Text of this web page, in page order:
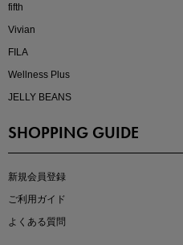
fifth
Vivian
FILA
Wellness Plus
JELLY BEANS
SHOPPING GUIDE
新規会員登録
ご利用ガイド
よくある質問